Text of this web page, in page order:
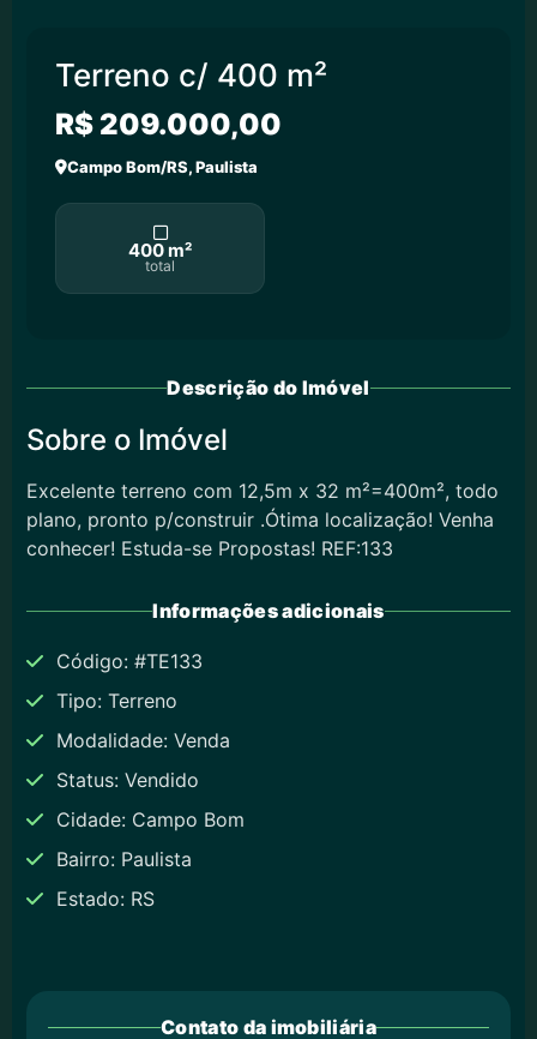
Terreno c/ 400 m²
R$ 209.000,00
Campo Bom/RS, Paulista
400 m²
total
Descrição do Imóvel
Sobre o Imóvel
Excelente terreno com 12,5m x 32 m²=400m², todo
plano, pronto p/construir .Ótima localização! Venha
conhecer! Estuda-se Propostas! REF:133
Informações adicionais
Código: #TE133
Tipo: Terreno
Modalidade: Venda
Status: Vendido
Cidade: Campo Bom
Bairro: Paulista
Estado: RS
Contato da imobiliária